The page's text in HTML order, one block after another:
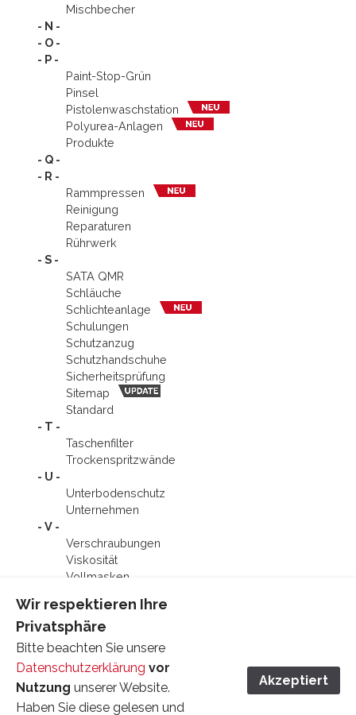
Mischbecher
- N -
- O -
- P -
Paint-Stop-Grün
Pinsel
Pistolen­waschstation
Polyurea-Anlagen
Produkte
- Q -
- R -
Rammpressen
Reinigung
Reparaturen
Rührwerk
- S -
SATA QMR
Schläuche
Schlichteanlage
Schulungen
Schutzanzug
Schutzhandschuhe
Sicherheitsprüfung
Sitemap
Standard
- T -
Taschenfilter
Trocken­spritzwände
- U -
Unterbodenschutz
Unternehmen
- V -
Verschraubungen
Viskosität
Vollmasken
- W -
Werte
- X -
- Z -
Z-Line • Filterzelle
Zubehör
Wir respektieren Ihre
Privatsphäre
Bitte beachten Sie unsere
Datenschutzerklärung vor
Nutzung unserer Website.
Haben Sie diese gelesen und
Akzeptiert